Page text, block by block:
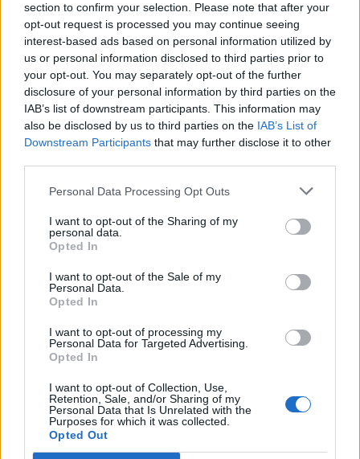
section to confirm your selection. Please note that after your
opt-out request is processed you may continue seeing
interest-based ads based on personal information utilized by
us or personal information disclosed to third parties prior to
your opt-out. You may separately opt-out of the further
disclosure of your personal information by third parties on the
IAB’s list of downstream participants. This information may
also be disclosed by us to third parties on the IAB’s List of
Downstream Participants that may further disclose it to other
Personal Data Processing Opt Outs
I want to opt-out of the Sharing of my
personal data.
Opted In
I want to opt-out of the Sale of my
Personal Data.
Opted In
I want to opt-out of processing my
Personal Data for Targeted Advertising.
Opted In
I want to opt-out of Collection, Use,
Retention, Sale, and/or Sharing of my
Personal Data that Is Unrelated with the
Purposes for which it was collected.
Opted Out
''Mamma piespieda mani apprecēties 16 gadu
vecumā. Nesaprotu, kā to var nodarīt savam
bērnam''
Bērnam brokastīs... telefons! Īpaši noderēs
bērniem - mazēdājiem
Kabači
Cukurs
Etiķis
Eļļa
Tomātu pasta